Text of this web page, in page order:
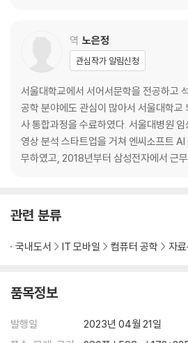
역 노은정
관심작가 알림신청
서울대학교에서 서어서문학을 전공하고
공학 분야에도 관심이 많아서 서울대학교
사 통합과정을 수료하였다. 서울대병원
영상 분석 스타트업을 거쳐 엔씨소프트
무하였고, 2018년부터 삼성전자에서 근
관련 분류
국내도서 IT 모바일 컴퓨터 공학 자
품목정보
발행일
2023년 04월 21일